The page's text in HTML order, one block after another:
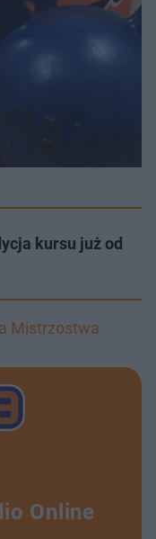
kursu już od
Mistrzostwa
Online